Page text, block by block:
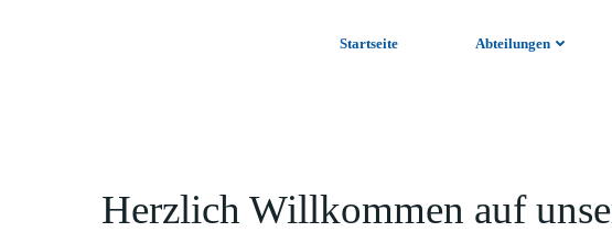
Startseite Abteilungen
Herzlich Willkommen auf